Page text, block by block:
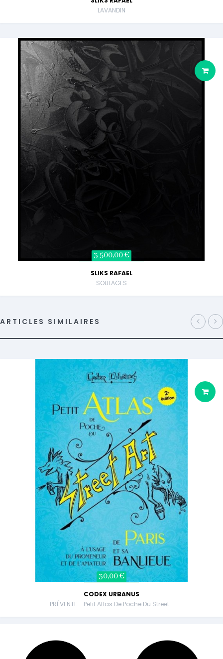
LAVANDIN
3 500,00 €
SLIKS RAFAEL
SOULAGES
ARTICLES SIMILAIRES
30,00 €
CODEX URBANUS
PRÉVENTE - Petit Atlas De Poche Du Street...